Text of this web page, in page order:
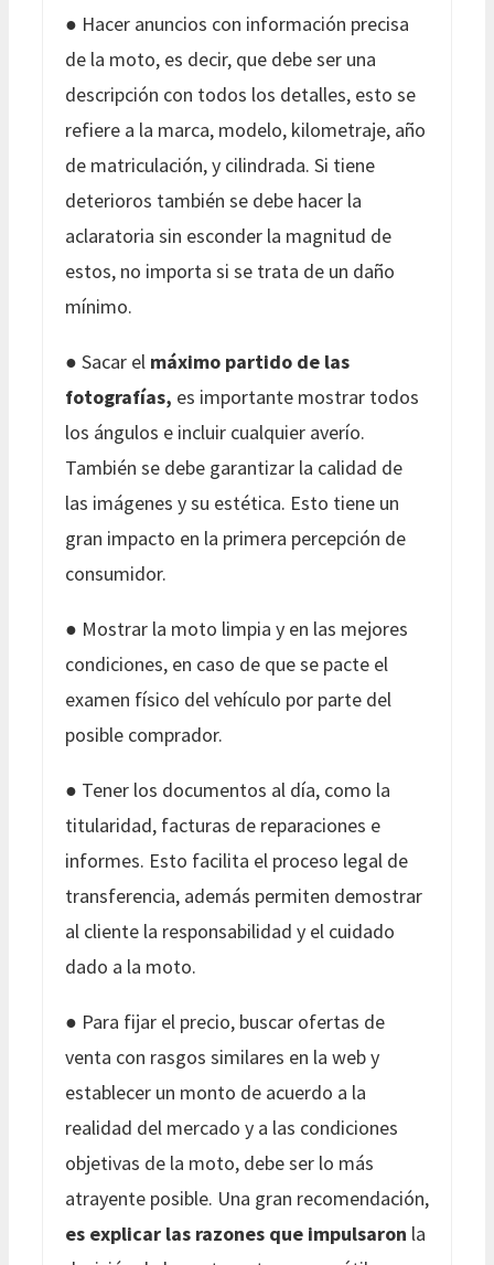
● Hacer anuncios con información precisa
de la moto, es decir, que debe ser una
descripción con todos los detalles, esto se
refiere a la marca, modelo, kilometraje, año
de matriculación, y cilindrada. Si tiene
deterioros también se debe hacer la
aclaratoria sin esconder la magnitud de
estos, no importa si se trata de un daño
mínimo.
● Sacar el máximo partido de las
fotografías, es importante mostrar todos
los ángulos e incluir cualquier averío.
También se debe garantizar la calidad de
las imágenes y su estética. Esto tiene un
gran impacto en la primera percepción de
consumidor.
● Mostrar la moto limpia y en las mejores
condiciones, en caso de que se pacte el
examen físico del vehículo por parte del
posible comprador.
● Tener los documentos al día, como la
titularidad, facturas de reparaciones e
informes. Esto facilita el proceso legal de
transferencia, además permiten demostrar
al cliente la responsabilidad y el cuidado
dado a la moto.
● Para fijar el precio, buscar ofertas de
venta con rasgos similares en la web y
establecer un monto de acuerdo a la
realidad del mercado y a las condiciones
objetivas de la moto, debe ser lo más
atrayente posible. Una gran recomendación,
es explicar las razones que impulsaron la